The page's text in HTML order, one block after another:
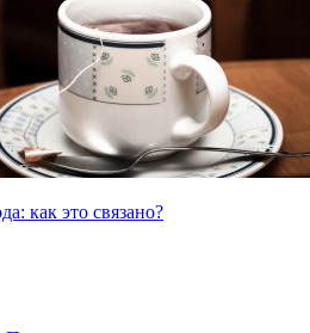
как это связано?